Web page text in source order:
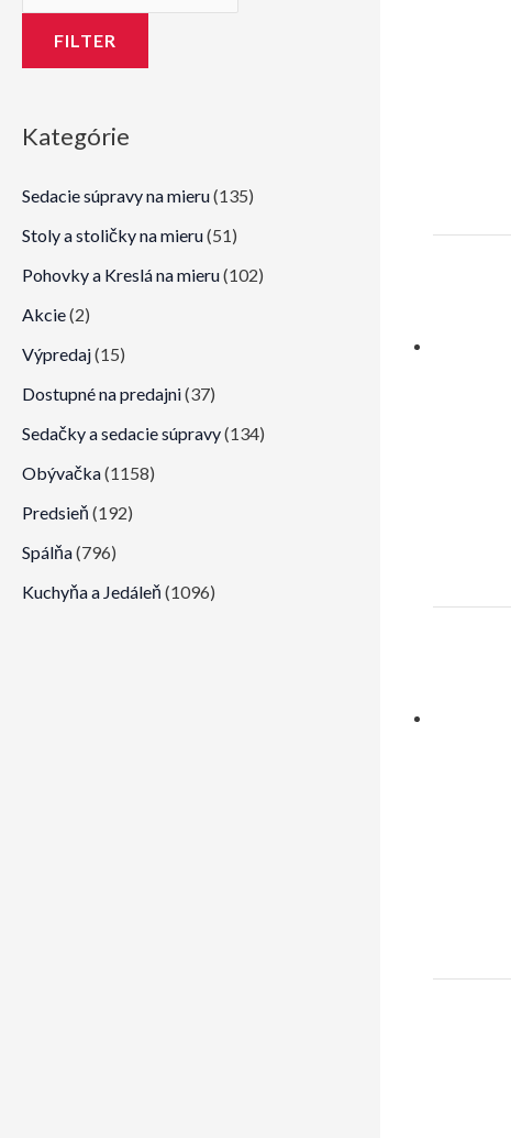
m
l
c
e
n
a
e
FILTER
Kategórie
Sedacie súpravy na mieru(135)
Stoly a stoličky na mieru(51)
Pohovky a Kreslá na mieru(102)
Akcie(2)
Výpredaj(15)
Dostupné na predajni(37)
Sedačky a sedacie súpravy(134)
Obývačka(1158)
Predsieň (192)
Spálňa(796)
Kuchyňa a Jedáleň (1096)